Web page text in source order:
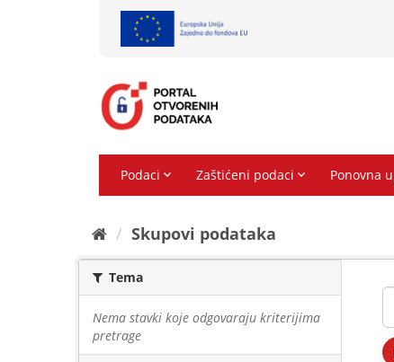
Skupovi podаtаkа
Tema
Nema stavki koje odgovaraju kriterijima
pretrage